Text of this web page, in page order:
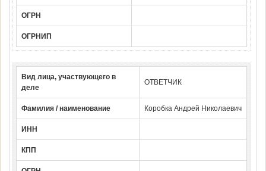
ОГРН
ОГРНИП
Вид лица, участвующего в
деле
ОТВЕТЧИК
Фамилия / наименование Коробка Андрей Николаевич
ИНН
КПП